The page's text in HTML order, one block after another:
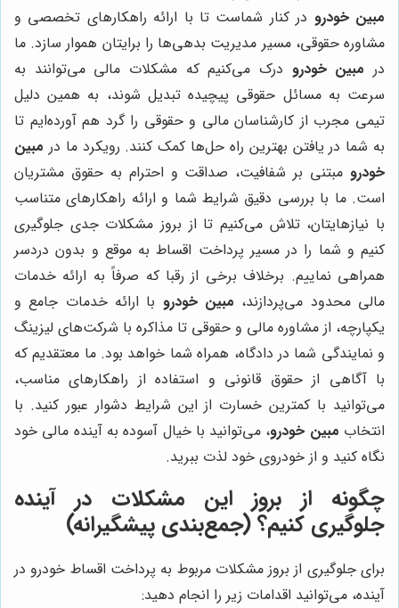
مبین خودرو در کنار شماست تا با ارائه راهکارهای تخصصی و
مشاوره حقوقی، مسیر مدیریت بدهی‌ها را برایتان هموار سازد. ما
در مبین خودرو درک می‌کنیم که مشکلات مالی می‌توانند به
سرعت به مسائل حقوقی پیچیده تبدیل شوند، به همین دلیل
تیمی مجرب از کارشناسان مالی و حقوقی را گرد هم آورده‌ایم تا
به شما در یافتن بهترین راه حل‌ها کمک کنند. رویکرد ما در مبین
خودرو مبتنی بر شفافیت، صداقت و احترام به حقوق مشتریان
است. ما با بررسی دقیق شرایط شما و ارائه راهکارهای متناسب
با نیازهایتان، تلاش می‌کنیم تا از بروز مشکلات جدی جلوگیری
کنیم و شما را در مسیر پرداخت اقساط به موقع و بدون دردسر
همراهی نماییم. برخلاف برخی از رقبا که صرفاً به ارائه خدمات
مالی محدود می‌پردازند، مبین خودرو با ارائه خدمات جامع و
یکپارچه، از مشاوره مالی و حقوقی تا مذاکره با شرکت‌های لیزینگ
و نمایندگی شما در دادگاه، همراه شما خواهد بود. ما معتقدیم که
با آگاهی از حقوق قانونی و استفاده از راهکارهای مناسب،
می‌توانید با کمترین خسارت از این شرایط دشوار عبور کنید. با
انتخاب مبین خودرو، می‌توانید با خیال آسوده به آینده مالی خود
نگاه کنید و از خودروی خود لذت ببرید.
چگونه از بروز این مشکلات در آینده
جلوگیری کنیم؟ (جمع‌بندی پیشگیرانه)
برای جلوگیری از بروز مشکلات مربوط به پرداخت اقساط خودرو در
آینده، می‌توانید اقدامات زیر را انجام دهید: